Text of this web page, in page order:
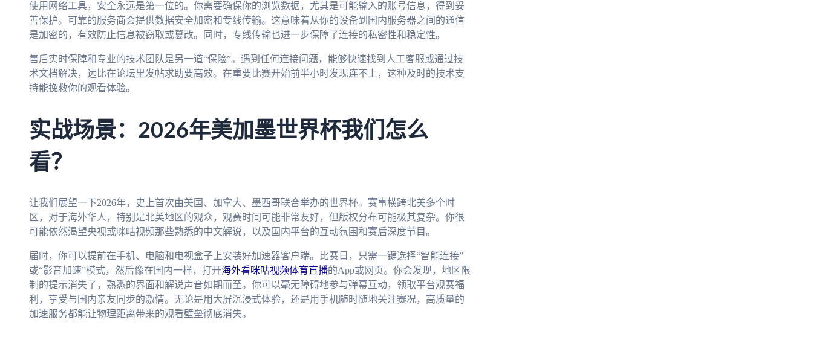
使用网络工具，安全永远是第一位的。你需要确保你的浏览数据，尤其是可能输入的账号信息，得到妥
善保护。可靠的服务商会提供数据安全加密和专线传输。这意味着从你的设备到国内服务器之间的通信
是加密的，有效防止信息被窃取或篡改。同时，专线传输也进一步保障了连接的私密性和稳定性。
售后实时保障和专业的技术团队是另一道“保险”。遇到任何连接问题，能够快速找到人工客服或通过技
术文档解决，远比在论坛里发帖求助要高效。在重要比赛开始前半小时发现连不上，这种及时的技术支
持能挽救你的观看体验。
实战场景：2026年美加墨世界杯我们怎么
看？
让我们展望一下2026年，史上首次由美国、加拿大、墨西哥联合举办的世界杯。赛事横跨北美多个时
区，对于海外华人，特别是北美地区的观众，观赛时间可能非常友好，但版权分布可能极其复杂。你很
可能依然渴望央视或咪咕视频那些熟悉的中文解说，以及国内平台的互动氛围和赛后深度节目。
届时，你可以提前在手机、电脑和电视盒子上安装好加速器客户端。比赛日，只需一键选择“智能连接”
或“影音加速”模式，然后像在国内一样，打开海外看咪咕视频体育直播的App或网页。你会发现，地区限
制的提示消失了，熟悉的界面和解说声音如期而至。你可以毫无障碍地参与弹幕互动，领取平台观赛福
利，享受与国内亲友同步的激情。无论是用大屏沉浸式体验，还是用手机随时随地关注赛况，高质量的
加速服务都能让物理距离带来的观看壁垒彻底消失。